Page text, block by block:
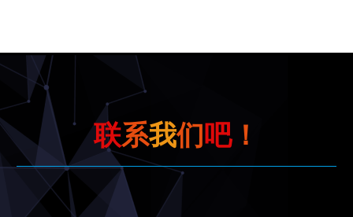
联系我们吧！